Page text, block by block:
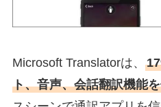
Microsoft Translatorは、
ト、音声、会話翻訳機能